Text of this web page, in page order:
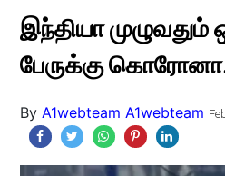
இந்தியா முழுவதும்
பேருக்கு
By A1webteam A1webteam